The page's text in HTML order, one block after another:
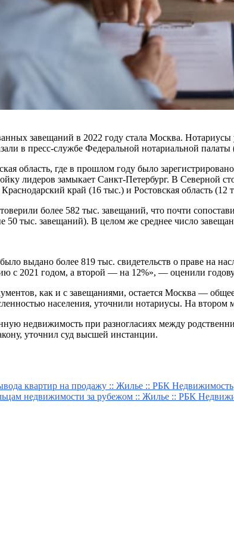
завещаний в 2022 году стала Москва.
в пресс-службе Федеральной нотариальной
область, где в прошлом году было
лидеров замыкает Санкт-Петербург. В
край (16 тыс.) и Ростовская область (12
более 582 тыс. завещаний, что почти
50 тыс. завещаний). В целом же среднее число
выдано более 819 тыс. свидетельств о праве на
с 2021 годом, а второй — на 12%», — оценили
как и с завещаниями, остается Москва —
населения, уточнили нотариусы. На
недвижимость при разногласиях между
уточнил суд высшей инстанции.
квартир на продажу :: Жилье :: РБК Недвижимость
недвижимости за рубежом :: Жилье :: РБК